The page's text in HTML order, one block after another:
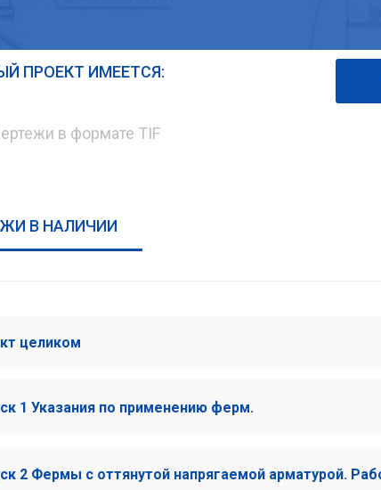
ПРОЕКТ ИМЕЕТСЯ:
в формате TIF
В НАЛИЧИИ
целиком
1 Указания по применению ферм.
2 Фермы с оттянутой напрягаемой арматурой.